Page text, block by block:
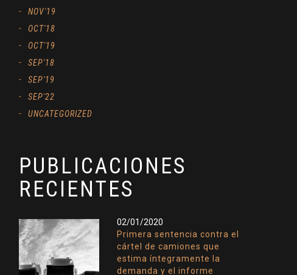
NOV'19
OCT'18
OCT'19
SEP'18
SEP'19
SEP'22
UNCATEGORIZED
PUBLICACIONES
RECIENTES
02/01/2020
Primera sentencia contra el
cártel de camiones que
estima íntegramente la
demanda y el informe